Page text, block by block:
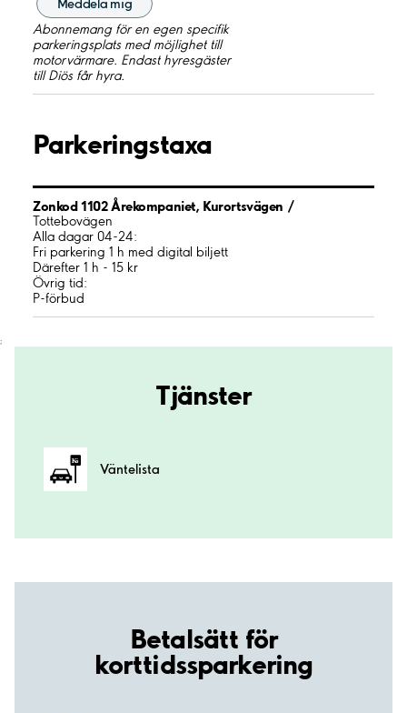
Meddela mig
Abonnemang för en egen specifik
parkeringsplats med möjlighet till
motorvärmare. Endast hyresgäster
till Diös får hyra.
Parkeringstaxa
Zonkod 1102 Årekompaniet, Kurortsvägen /
Tottebovägen
Alla dagar 04-24:
Fri parkering 1 h med digital biljett
Därefter 1 h - 15 kr
Övrig tid:
P-förbud
;
Tjänster
Väntelista
Betalsätt för
korttidssparkering